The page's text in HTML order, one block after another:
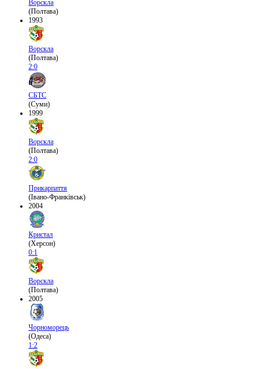
Ворскла
(Полтава)
1993
Ворскла
(Полтава)
2:0
СБТС
(Суми)
1999
Ворскла
(Полтава)
2:0
Прикарпаття
(Івано-Франківськ)
2004
Кристал
(Херсон)
0:1
Ворскла
(Полтава)
2005
Чорноморець
(Одеса)
1:2